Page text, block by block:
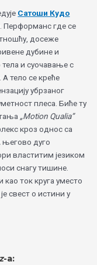
Сатоши Кудо
Перформанс где се
досеже
дубине и
и суочавање с
тело се креће
убрзаног
плеса. Биће ту
„Motion Qualia”
кроз однос са
дуго
властитим језиком
снагу тишине.
ток круга уместо
свест о истини у
-а: